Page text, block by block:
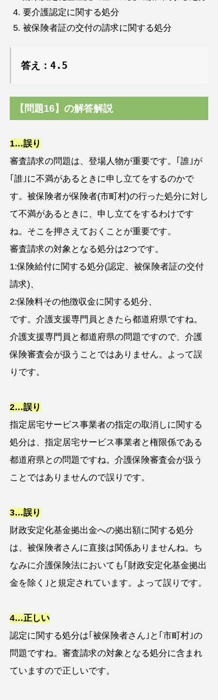
要介護認定に関する処分
被保険者証の交付の請求に関する処分
答え：4.5
【問題16】の解答解説
1…誤り
審査請求の問題は、登場人物が重要です。｢誰｣が
｢誰｣に不満があるときに申し立てをするのかで
す。被保険者が保険者(市町村)の行った処分に対し
て不満があるときに、申し立てをするわけです
ね。そこを押さえておくことが重要です。
審査請求の対象となる処分は2つです。
1:保険給付に関する処分(認定、被保険者証の交付
請求)、
2:保険料その他徴収金に関する処分、
です。介護支援専門員ときたら都道府県ですね。
介護支援専門員と都道府県の問題ですので、介護
保険審査会が扱うことではありません。よって誤
りです。
2…誤り
指定居宅サービス事業者の指定の取消しに関する
処分は、指定居宅サービス事業者と権限係である
都道府県との問題ですね。介護保険審査会が扱う
ことではありませんので誤りです。
3…誤り
財政安定化基金拠出金への拠出額に関する処分
は、被保険者さんに直接は関係ありませんね。ち
なみに介護保険法においても｢財政安定化基金拠出
金を除く｣と規定されています。よって誤りです。
4…正しい
認定に関する処分は｢被保険者さん｣と｢市町村｣の
問題ですね。審査請求の対象となる処分に含まれ
ていますので正しいです。